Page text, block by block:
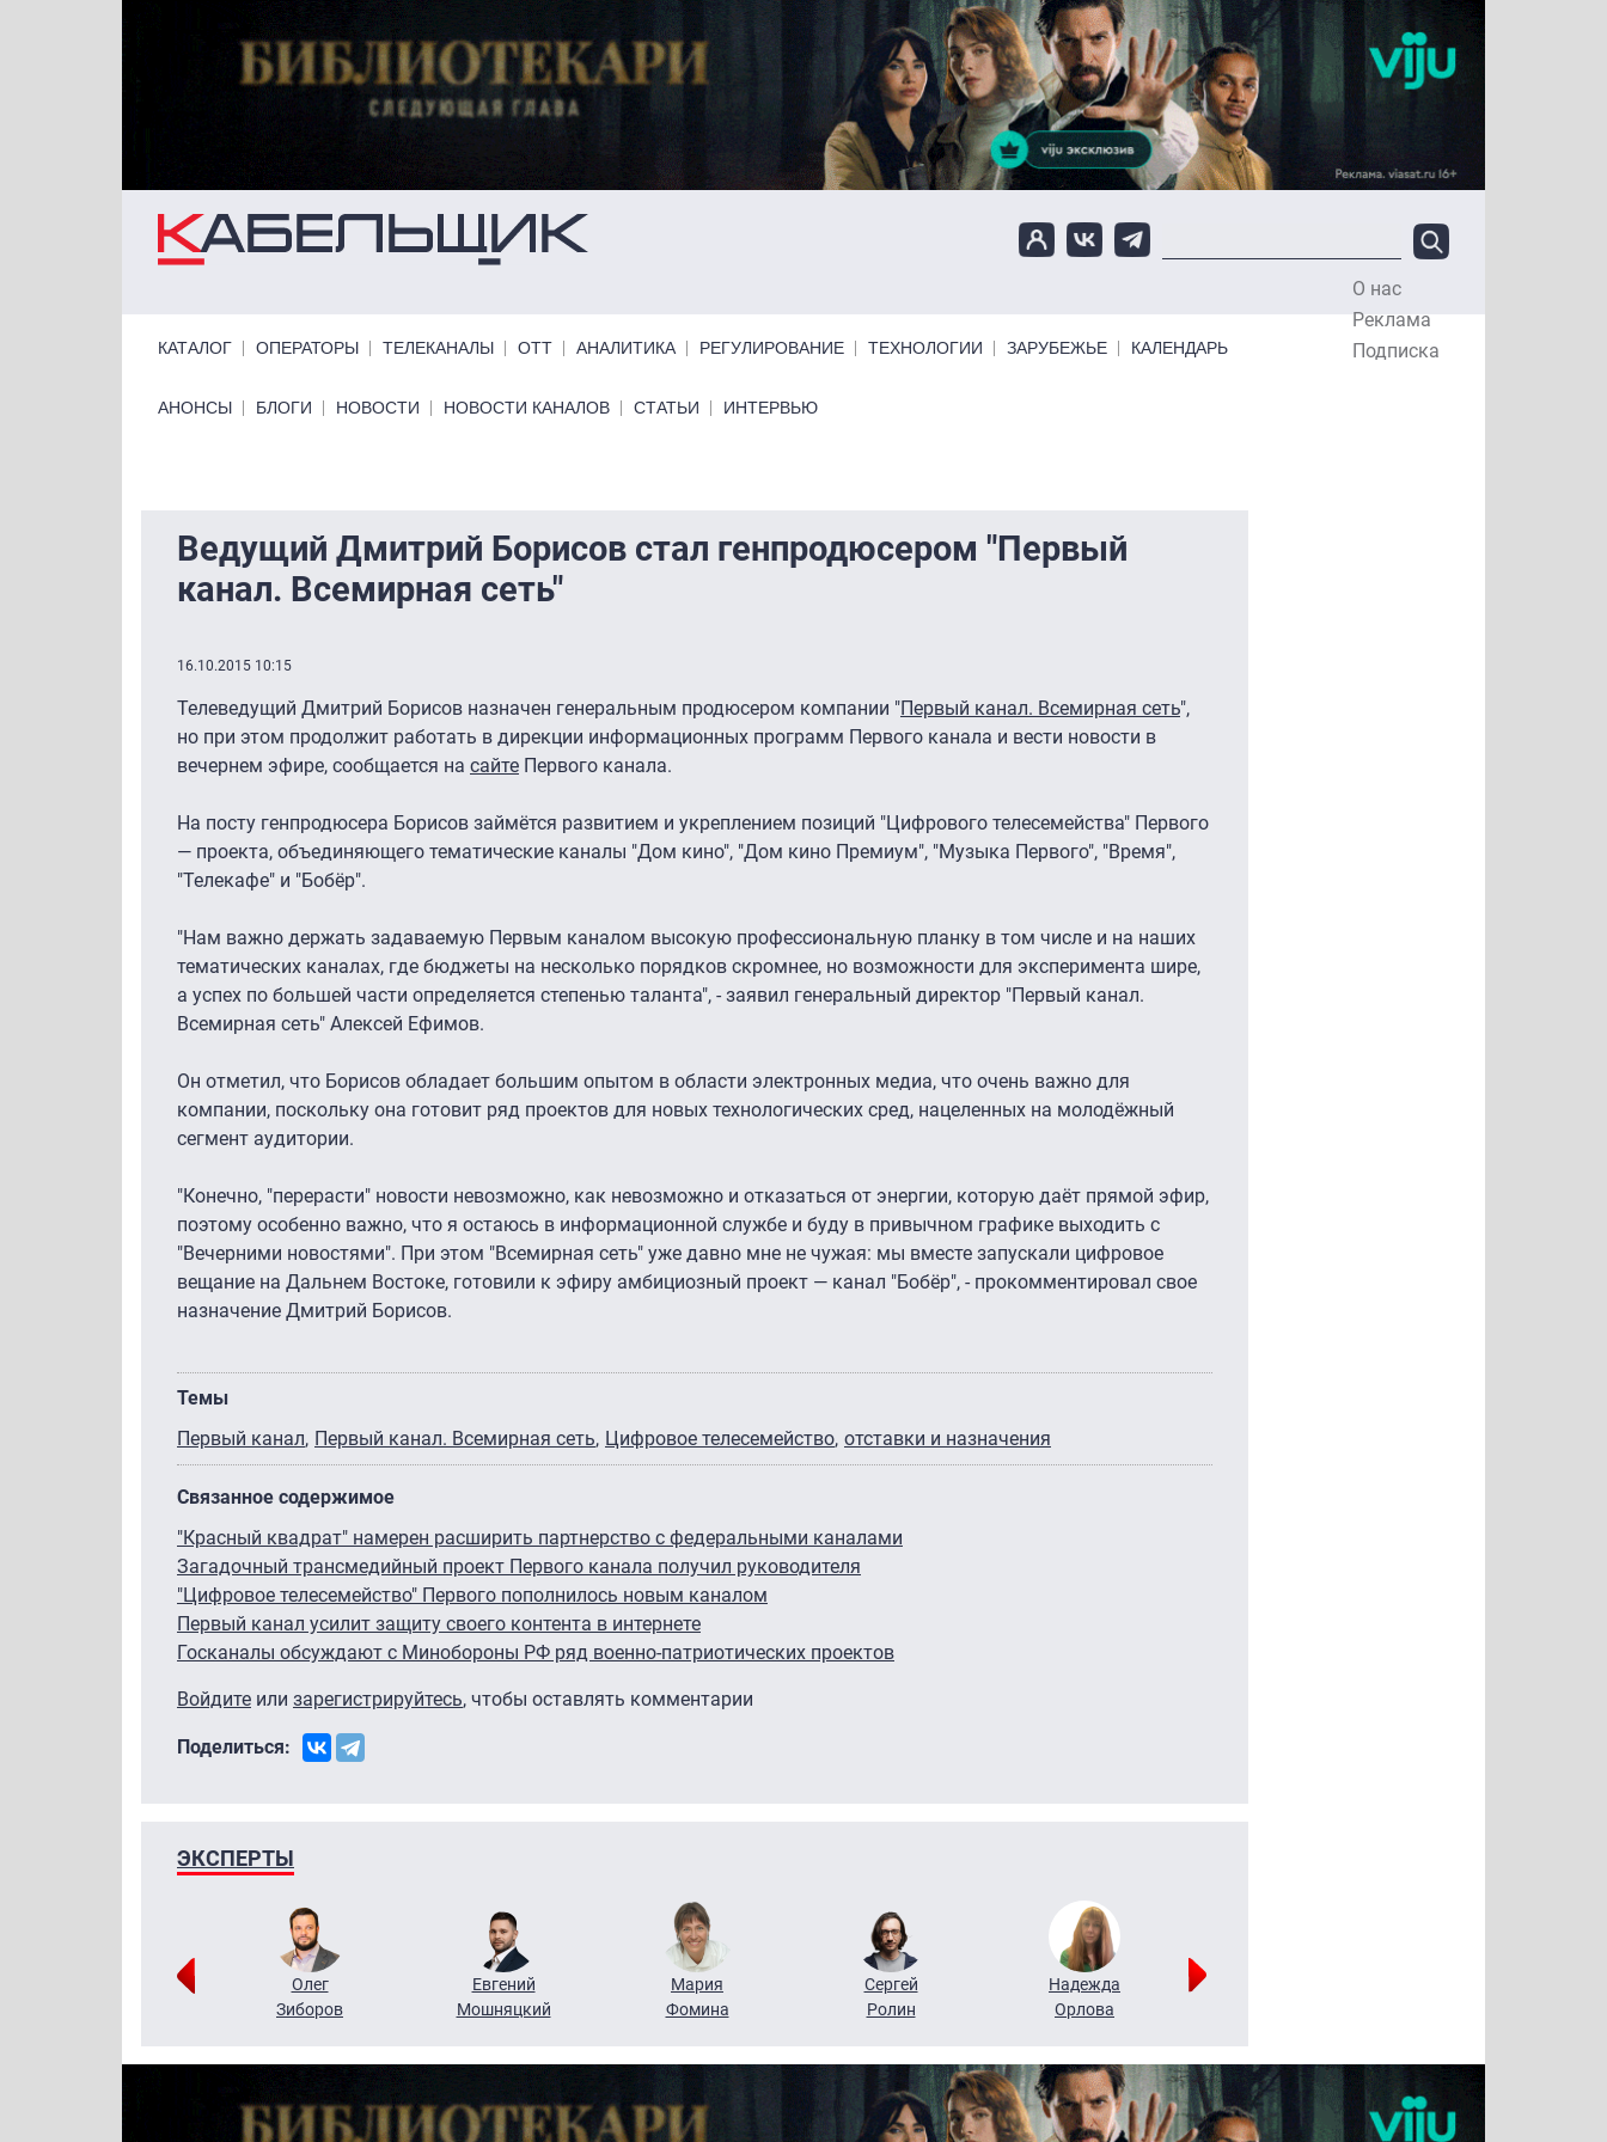
О нас
Реклама
Подписка
КАТАЛОГ ОПЕРАТОРЫ ТЕЛЕКАНАЛЫ ОТТ АНАЛИТИКА РЕГУЛИРОВАНИЕ ТЕХНОЛОГИИ ЗАРУБЕЖЬЕ КАЛЕНДАРЬ
Primary links bottom
АНОНСЫ БЛОГИ НОВОСТИ НОВОСТИ КАНАЛОВ СТАТЬИ ИНТЕРВЬЮ
Ведущий Дмитрий Борисов стал генпродюсером "Первый
канал. Всемирная сеть"
16.10.2015 10:15
Телеведущий Дмитрий Борисов назначен генеральным продюсером компании "Первый канал. Всемирная сеть",
но при этом продолжит работать в дирекции информационных программ Первого канала и вести новости в
вечернем эфире, сообщается на сайте Первого канала.
На посту генпродюсера Борисов займётся развитием и укреплением позиций "Цифрового телесемейства" Первого
— проекта, объединяющего тематические каналы "Дом кино", "Дом кино Премиум", "Музыка Первого", "Время",
"Телекафе" и "Бобёр".
"Нам важно держать задаваемую Первым каналом высокую профессиональную планку в том числе и на наших
тематических каналах, где бюджеты на несколько порядков скромнее, но возможности для эксперимента шире,
а успех по большей части определяется степенью таланта", - заявил генеральный директор "Первый канал.
Всемирная сеть" Алексей Ефимов.
Он отметил, что Борисов обладает большим опытом в области электронных медиа, что очень важно для
компании, поскольку она готовит ряд проектов для новых технологических сред, нацеленных на молодёжный
сегмент аудитории.
"Конечно, "перерасти" новости невозможно, как невозможно и отказаться от энергии, которую даёт прямой эфир,
поэтому особенно важно, что я остаюсь в информационной службе и буду в привычном графике выходить с
"Вечерними новостями". При этом "Всемирная сеть" уже давно мне не чужая: мы вместе запускали цифровое
вещание на Дальнем Востоке, готовили к эфиру амбициозный проект — канал "Бобёр", - прокомментировал свое
назначение Дмитрий Борисов.
Темы
Первый канал Первый канал. Всемирная сеть Цифровое телесемейство отставки и назначения
Связанное содержимое
"Красный квадрат" намерен расширить партнерство с федеральными каналами
Загадочный трансмедийный проект Первого канала получил руководителя
"Цифровое телесемейство" Первого пополнилось новым каналом
Первый канал усилит защиту своего контента в интернете
Госканалы обсуждают с Минобороны РФ ряд военно-патриотических проектов
Войдите или зарегистрируйтесь, чтобы оставлять комментарии
Поделиться:
ЭКСПЕРТЫ
Олег
Зиборов
Евгений
Мошняцкий
Мария
Фомина
Сергей
Ролин
Надежда
Орлова